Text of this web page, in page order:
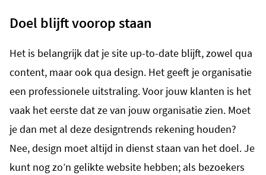
Doel blijft voorop staan
Het is belangrijk dat je site up-to-date blijft, zowel qua
content, maar ook qua design. Het geeft je organisatie
een professionele uitstraling. Voor jouw klanten is het
vaak het eerste dat ze van jouw organisatie zien. Moet
je dan met al deze designtrends rekening houden?
Nee, design moet altijd in dienst staan van het doel. Je
kunt nog zo’n gelikte website hebben; als bezoekers